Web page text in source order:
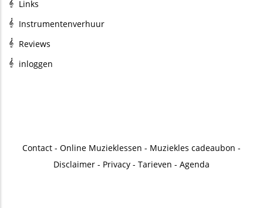
Links
Instrumentenverhuur
Reviews
inloggen
Contact - Online Muzieklessen - Muziekles cadeaubon -
Disclaimer - Privacy - Tarieven - Agenda